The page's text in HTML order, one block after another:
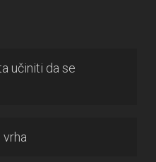
učiniti da se
vrha